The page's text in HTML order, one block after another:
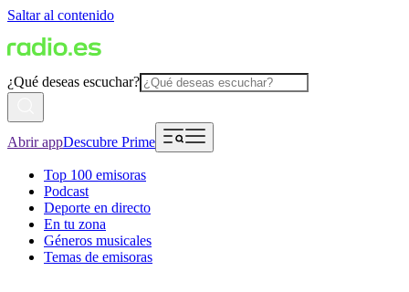
Saltar al contenido
¿Qué deseas escuchar?
Abrir appDescubre Prime
Top 100 emisoras
Podcast
Deporte en directo
En tu zona
Géneros musicales
Temas de emisoras